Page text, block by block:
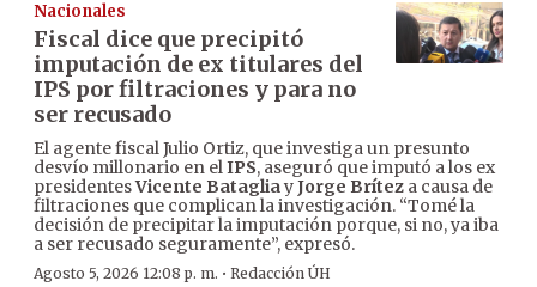
Nacionales
Fiscal dice que precipitó
imputación de ex titulares del
IPS por filtraciones y para no
ser recusado
El agente fiscal Julio Ortiz, que investiga un presunto
desvío millonario en elIPS, aseguró que imputó a los ex
presidentesVicente BatagliayJorge Brítez a causa de
filtraciones que complican la investigación. “Tomé la
decisión de precipitar la imputación porque, si no, ya iba
a ser recusado seguramente”, expresó.
Agosto 5, 2026 12:08 p. m. · Redacción ÚH